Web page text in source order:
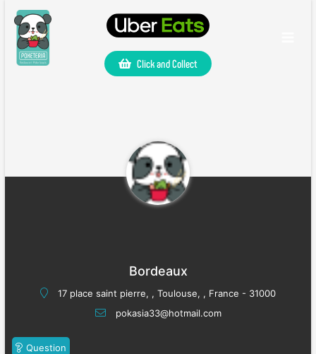
Click and Collect
Bordeaux
17 place saint pierre, , Toulouse, , France - 31000
pokasia33@hotmail.com
Question